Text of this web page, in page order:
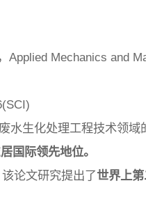
Mechanics and
水生化处理工程技术领域
居国际领先地位。
论文研究提出了世界上